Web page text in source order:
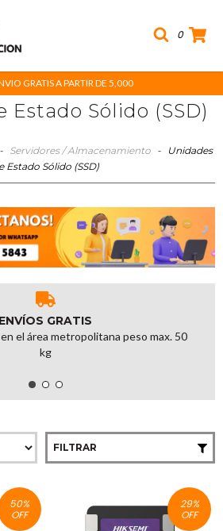
0
GRATIS A PARTIR DE 5,000
Estado Sólido (SSD)
- Servidores / Almacenamiento -
Unidades
Estado Sólido (SSD)
ENVÍOS GRATIS
el área metropolitana peso max. 50
kg
FILTRAR
50%
OFF
29%
OFF